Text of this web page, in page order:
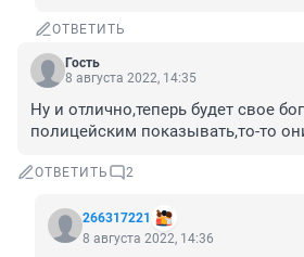
ОТВЕТИТЬ
Гость
8 августа 2022, 14:35
Ну и отлично,теперь будет свое
полицейским показывать,то-то
ОТВЕТИТЬ 2
266317221
8 августа 2022, 14:36